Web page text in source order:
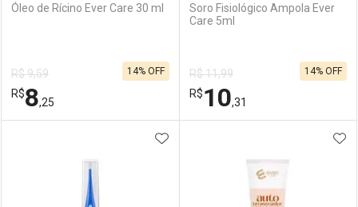
Óleo de Rícino Ever Care 30 ml
R$ 9,59
R$8,25
14% OFF
Laboratório
Por Menos
Soro Fisiológico Ampola Ever
Care 5ml
R$ 11,99
R$10,31
14% OFF
Laboratório
Por Menos
ADICIONAR AOS FAVORITOS